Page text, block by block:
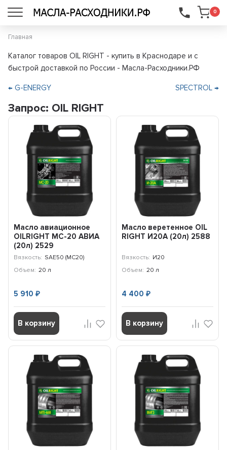
0
...
Главная
Каталог товаров OIL RIGHT - купить в Краснодаре и с
быстрой доставкой по России - Масла-Расходники.РФ
SPECTROL →
← G-ENERGY
Запрос: OIL RIGHT
Масло авиационное
OILRIGHT МС-20 АВИА
(20л) 2529
Вязкость: SAE50 (МС20)
Объем: 20 л
5 910₽
В корзину
Масло веретенное OIL
RIGHT И20А (20л) 2588
Вязкость: И20
Объем: 20 л
4 400 ₽
В корзину